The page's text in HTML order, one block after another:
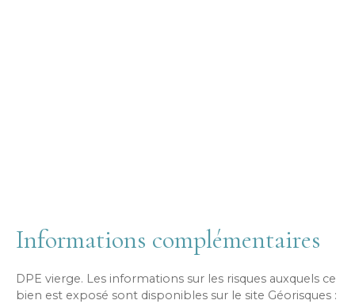
Informations complémentaires
DPE vierge. Les informations sur les risques auxquels ce
bien est exposé sont disponibles sur le site Géorisques :